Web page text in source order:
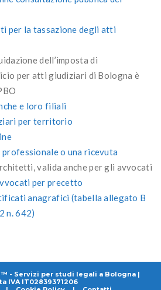
per la tassazione degli atti
dell’imposta di
per atti giudiziari di Bologna è
e loro filiali
per territorio
o una ricevuta
valida anche per gli avvocati
per precetto
anagrafici (tabella allegato B
n. 642)
- Servizi per studi legali a Bologna |
IVA IT02839371206